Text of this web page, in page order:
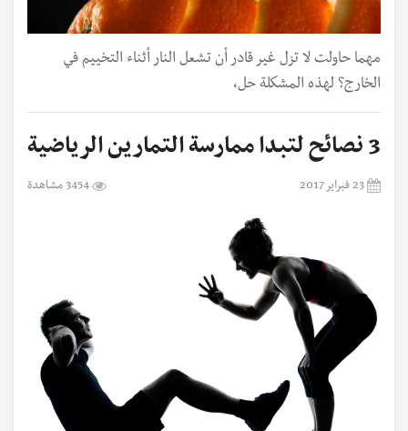
مهما حاولت لا تزل غير قادر أن تشعل النار أثناء التخييم في
الخارج؟ لهذه المشكلة حل،
3 نصائح لتبدا ممارسة التمارين الرياضية
23 فبراير 2017 3454 مشاهدة